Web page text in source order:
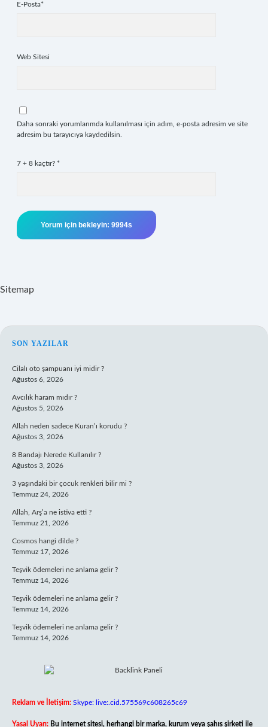
E-Posta*
Web Sitesi
Daha sonraki yorumlarımda kullanılması için adım, e-posta adresim ve site
adresim bu tarayıcıya kaydedilsin.
7 + 8 kaçtır? *
Sitemap
SIDEBAR
SON YAZILAR
Cilalı oto şampuanı iyi midir ?
Ağustos 6, 2026
Avcılık haram mıdır ?
Ağustos 5, 2026
Allah neden sadece Kuran’ı korudu ?
Ağustos 3, 2026
8 Bandajı Nerede Kullanılır ?
Ağustos 3, 2026
3 yaşındaki bir çocuk renkleri bilir mi ?
Temmuz 24, 2026
Allah, Arş’a ne istiva etti ?
Temmuz 21, 2026
Cosmos hangi dilde ?
Temmuz 17, 2026
Teşvik ödemeleri ne anlama gelir ?
Temmuz 14, 2026
Teşvik ödemeleri ne anlama gelir ?
Temmuz 14, 2026
Teşvik ödemeleri ne anlama gelir ?
Temmuz 14, 2026
Reklam ve İletişim: Skype: live:.cid.575569c608265c69
Yasal Uyarı: Bu internet sitesi, herhangi bir marka, kurum veya şahıs şirketi ile